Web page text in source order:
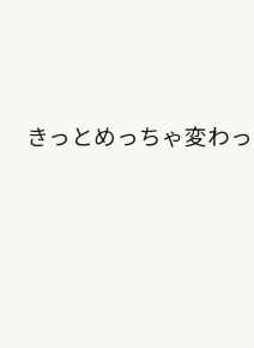
きっとめっちゃ変わ